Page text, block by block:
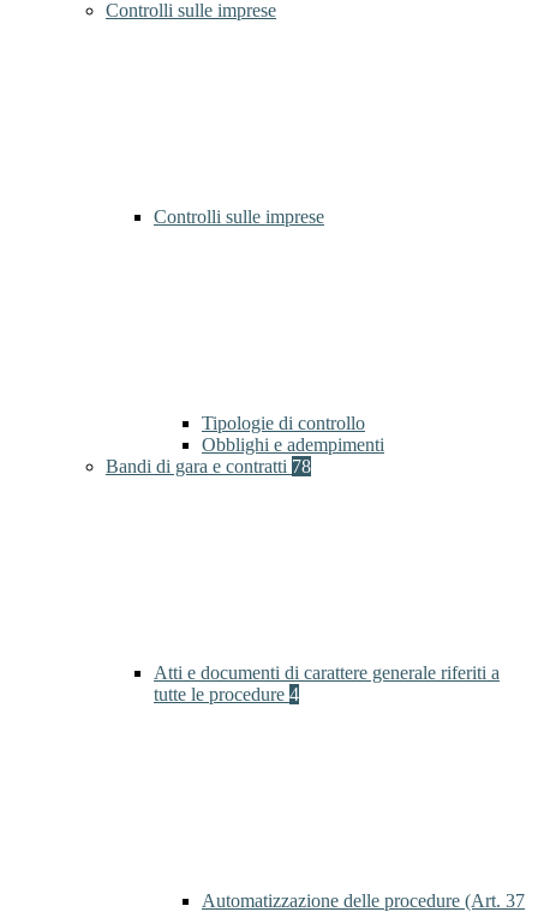
Controlli sulle imprese
Controlli sulle imprese
Tipologie di controllo
Obblighi e adempimenti
Bandi di gara e contratti 78
Atti e documenti di carattere generale riferiti a
tutte le procedure 4
Automatizzazione delle procedure (Art. 37